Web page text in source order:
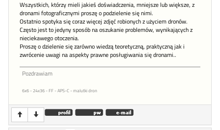
Wszystkich, którzy mieli jakieś doświadczenia, mniejsze lub większe, z
dronami fotograficznymi proszę o podzielenie się nimi.
Ostatnio spotyka się coraz więcej zdjęć robionych z użyciem dronów.
Często jest to jedyny sposób na oszukanie problemów, wynikających z
nieciekawego otoczenia.
Proszę o dzielenie się zarówno wiedzą teoretyczną, praktyczną jak i
zwrócenie uwagi na aspekty prawne posługiwania się dronami..
Pozdrawiam
6x6 - 24x36 - FF - APS-C - malutki dron